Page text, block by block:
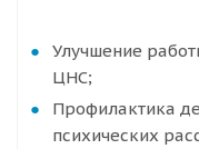
Улучшение
ЦНС;
Профилактика
психических